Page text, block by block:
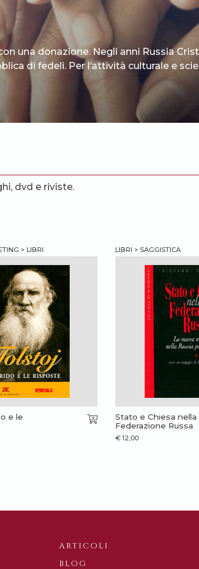
una donazione. Negli anni Russia
di fedeli. Per l’attività culturale e
dvd e riviste.
> LIBRI
e le
LIBRI > SAGGISTICA
Stato e Chiesa nella
Federazione Russa
€ 12,00
ARTICOLI
BLOG